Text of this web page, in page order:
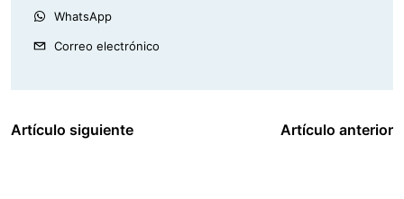
WhatsApp
Correo electrónico
Artículo siguiente Artículo anterior